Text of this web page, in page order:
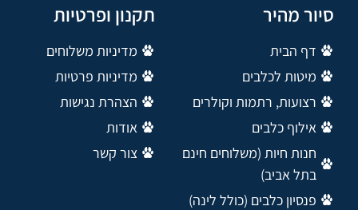
סיור מהיר
דף הבית
מיטות לכלבים
רצועות, רתמות וקולרים
אילוף כלבים
חנות חיות (משלוחים חינם
בתל אביב)
פנסיון כלבים (כולל לינה)
תקנון ופרטיות
מדיניות משלוחים
מדיניות פרטיות
הצהרת נגישות
אודות
צור קשר